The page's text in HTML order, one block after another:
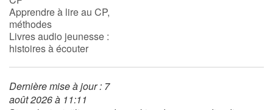
Actualités
Rencontres et témoignages
Apprendre à lire au CP,
méthodes
Livres audio jeunesse :
histoires à écouter
Dernière mise à jour : 7
août 2026 à 11:11